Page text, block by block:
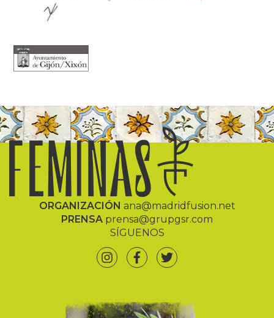
ORGANIZACIÓN ana@madridfusion.net
PRENSA prensa@grupgsr.com
SÍGUENOS